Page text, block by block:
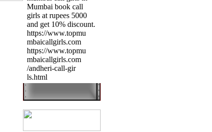
Mumbai book call
girls at rupees 5000
and get 10% discount.
https://www.topmu
mbaicallgirls.com
https://www.topmu
mbaicallgirls.com
/andheri-call-gir
ls.html